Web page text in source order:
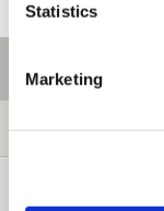
Statistics
Marketing
ご利用情報
初めての方へ